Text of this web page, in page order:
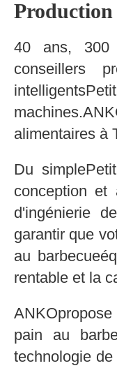
40 ans, 300
conseillers
alimentaires à
Du
conception et
d'ingénierie
garantir que
au
rentable et la
pain au
technologie